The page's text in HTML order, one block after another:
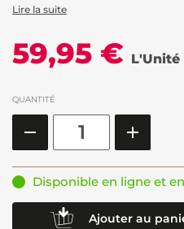
Lire la suite
59,95 € L'Unité
QUANTITÉ
Disponible en ligne et
Ajouter au